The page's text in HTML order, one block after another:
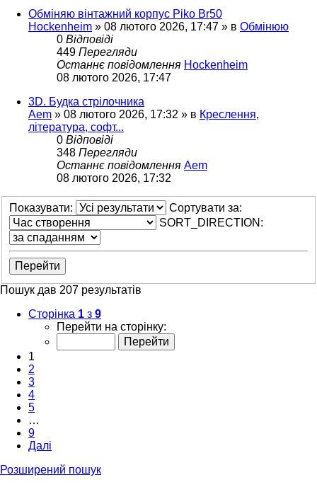
Обміняю вінтажний корпус Piko Br50
Hockenheim » 08 лютого 2026, 17:47 » в Обмінюю
0 Відповіді
449 Перегляди
Останнє повідомлення Hockenheim
08 лютого 2026, 17:47
3D. Будка стрілочника
Aem » 08 лютого 2026, 17:32 » в Креслення,
література, софт...
0 Відповіді
348 Перегляди
Останнє повідомлення Aem
08 лютого 2026, 17:32
Показувати:
Сортувати за:
SORT_DIRECTION:
Пошук дав 207 результатів
Сторінка 1 з 9
Перейти на сторінку:
1
2
3
4
5
…
9
Далі
Розширений пошук